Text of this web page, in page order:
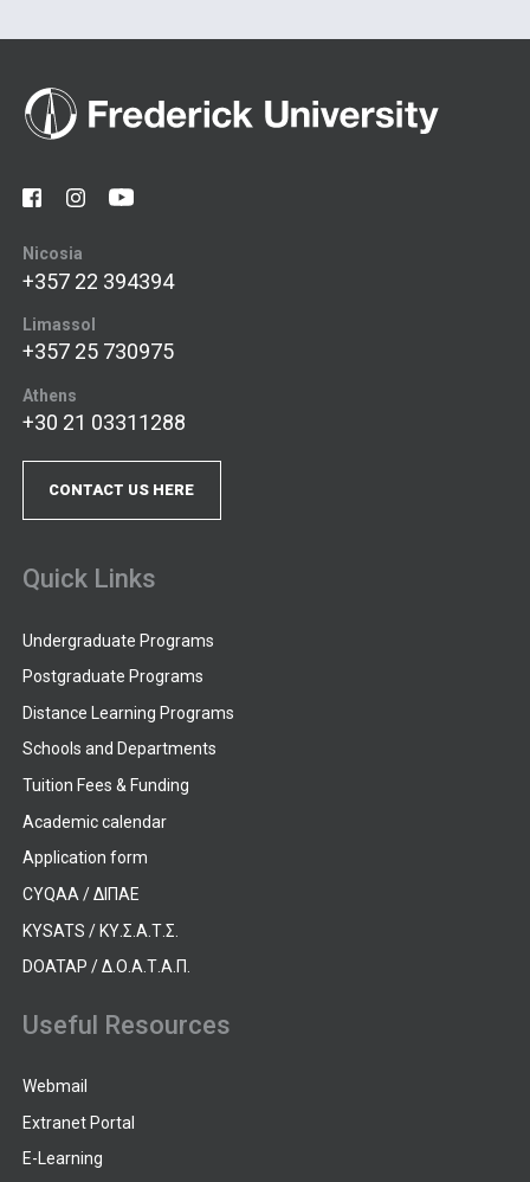
Nicosia
+357 22 394394
Limassol
+357 25 730975
Athens
+30 21 03311288
CONTACT US HERE
Quick Links
Undergraduate Programs
Postgraduate Programs
Distance Learning Programs
Schools and Departments
Tuition Fees & Funding
Academic calendar
Application form
CYQAA / ΔΙΠΑΕ
KYSATS / ΚΥ.Σ.Α.Τ.Σ.
DOATAP / Δ.Ο.Α.Τ.Α.Π.
Useful Resources
Webmail
Extranet Portal
E-Learning